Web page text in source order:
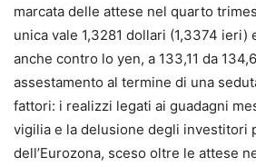
marcata delle attese nel quarto
unica vale 1,3281 dollari (1,3374 ieri)
anche contro lo yen, a 133,11 da
assestamento al termine di una
fattori: i realizzi legati ai guadagni
vigilia e la delusione degli investitori
dell’Eurozona, sceso oltre le attese